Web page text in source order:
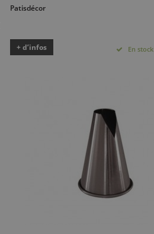
Patisdécor
+ d’infos En stock